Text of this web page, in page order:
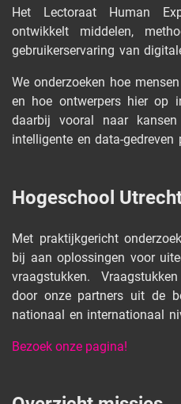
Het Lectoraat Human
ontwikkelt middelen,
gebruikerservaring van
We onderzoeken hoe
en hoe ontwerpers hier op
daarbij vooral naar
intelligente en data-gedreven
Hogeschool
Met praktijkgericht
bij aan oplossingen voor
vraagstukken.
door onze partners uit de
nationaal en internationaal
Bezoek onze pagina!